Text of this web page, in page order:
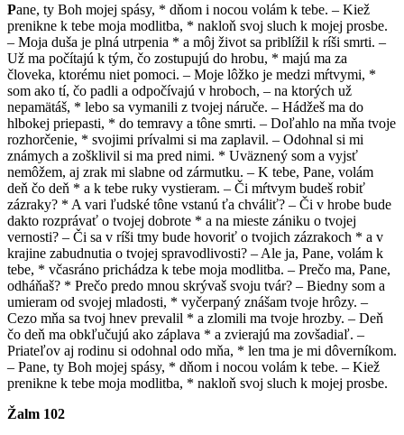
Pane, ty Boh mojej spásy, * dňom i nocou volám k tebe. – Kiež
prenikne k tebe moja modlitba, * nakloň svoj sluch k mojej prosbe.
– Moja duša je plná utrpenia * a môj život sa priblížil k ríši smrti. –
Už ma počítajú k tým, čo zostupujú do hrobu, * majú ma za
človeka, ktorému niet pomoci. – Moje lôžko je medzi mŕtvymi, *
som ako tí, čo padli a odpočívajú v hroboch, – na ktorých už
nepamätáš, * lebo sa vymanili z tvojej náruče. – Hádžeš ma do
hlbokej priepasti, * do temravy a tône smrti. – Doľahlo na mňa tvoje
rozhorčenie, * svojimi prívalmi si ma zaplavil. – Odohnal si mi
známych a zošklivil si ma pred nimi. * Uväznený som a vyjsť
nemôžem, aj zrak mi slabne od zármutku. – K tebe, Pane, volám
deň čo deň * a k tebe ruky vystieram. – Či mŕtvym budeš robiť
zázraky? * A vari ľudské tône vstanú ťa chváliť? – Či v hrobe bude
dakto rozprávať o tvojej dobrote * a na mieste zániku o tvojej
vernosti? – Či sa v ríši tmy bude hovoriť o tvojich zázrakoch * a v
krajine zabudnutia o tvojej spravodlivosti? – Ale ja, Pane, volám k
tebe, * včasráno prichádza k tebe moja modlitba. – Prečo ma, Pane,
odháňaš? * Prečo predo mnou skrývaš svoju tvár? – Biedny som a
umieram od svojej mladosti, * vyčerpaný znášam tvoje hrôzy. –
Cezo mňa sa tvoj hnev prevalil * a zlomili ma tvoje hrozby. – Deň
čo deň ma obkľučujú ako záplava * a zvierajú ma zovšadiaľ. –
Priateľov aj rodinu si odohnal odo mňa, * len tma je mi dôverníkom.
– Pane, ty Boh mojej spásy, * dňom i nocou volám k tebe. – Kiež
prenikne k tebe moja modlitba, * nakloň svoj sluch k mojej prosbe.
Žalm 102